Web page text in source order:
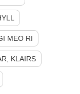
MEO RI
KLAIRS